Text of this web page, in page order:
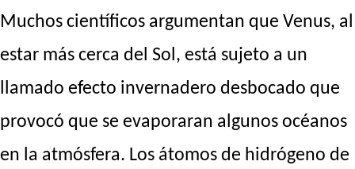
Muchos científicos argumentan que Venus, al
estar más cerca del Sol, está sujeto a un
llamado efecto invernadero desbocado que
provocó que se evaporaran algunos océanos
en la atmósfera. Los átomos de hidrógeno de